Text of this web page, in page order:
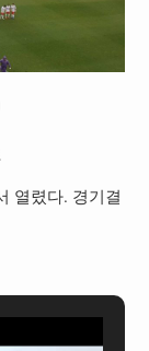
열렸다. 경기결